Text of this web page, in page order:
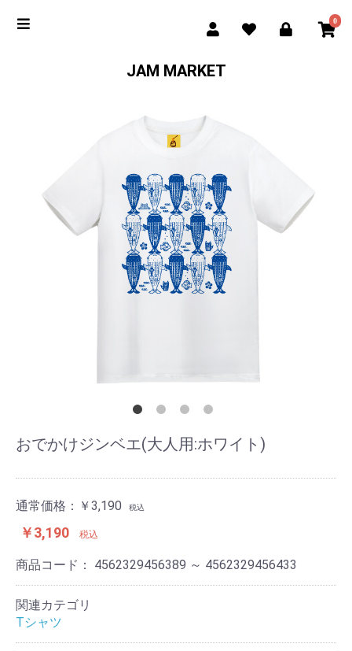
0
JAM MARKET
おでかけジンベエ(大人用:ホワイト)
通常価格： ￥3,190 税込
￥3,190 税込
商品コード： 4562329456389 ～ 4562329456433
関連カテゴリ
Tシャツ